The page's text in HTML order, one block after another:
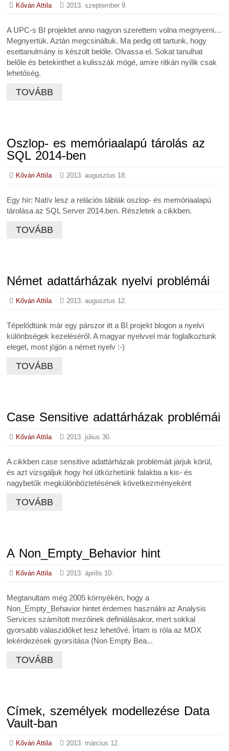
Kővári Attila 2013. szeptember 9.
A UPC-s BI projektet anno nagyon szerettem volna megnyerni…
Megnyertük. Aztán megcsináltuk. Ma pedig ott tartunk, hogy
esettanulmány is készült belőle. Olvassa el. Sokat tanulhat
belőle és betekinthet a kulisszák mögé, amire ritkán nyílik csak
lehetőség.
TOVÁBB
Oszlop- es memóriaalapú tárolás az
SQL 2014-ben
Kővári Attila 2013. augusztus 18.
Egy hír: Natív lesz a relációs táblák oszlop- és memóriaalapú
tárolása az SQL Server 2014.ben. Részletek a cikkben.
TOVÁBB
Német adattárházak nyelvi problémái
Kővári Attila 2013. augusztus 12.
Tépelődtünk már egy párszor itt a BI projekt blogon a nyelvi
különbségek kezeléséről. A magyar nyelvvel már foglalkoztunk
eleget, most jöjjön a német nyelv :-)
TOVÁBB
Case Sensitive adattárházak problémái
Kővári Attila 2013. július 30.
A cikkben case sensitive adattárházak problémáit járjuk körül,
és azt vizsgáljuk hogy hol ütközhetünk falakba a kis- és
nagybetűk megkülönböztetésének következményeként
TOVÁBB
A Non_Empty_Behavior hint
Kővári Attila 2013. április 10.
Megtanultam még 2005 környékén, hogy a
Non_Empty_Behavior hintet érdemes használni az Analysis
Services számított mezőinek definiálásakor, mert sokkal
gyorsabb válaszidőket tesz lehetővé. Írtam is róla az MDX
lekérdezések gyorsítása (Non Empty Bea...
TOVÁBB
Címek, személyek modellezése Data
Vault-ban
Kővári Attila 2013. március 12.